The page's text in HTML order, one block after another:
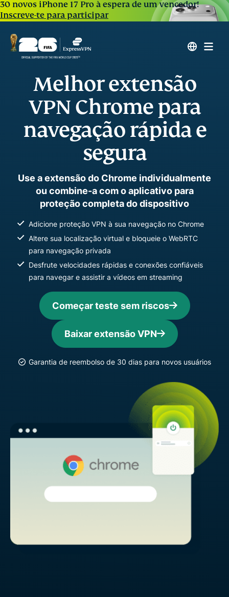
30 novos iPhone 17 Pro à espera de um vencedor!
Inscreve-te para participar
Melhor extensão
VPN Chrome para
navegação rápida e
segura
Use a extensão do Chrome individualmente
ou combine-a com o aplicativo para
proteção completa do dispositivo
Adicione proteção VPN à sua navegação no Chrome
Altere sua localização virtual e bloqueie o WebRTC
para navegação privada
Desfrute velocidades rápidas e conexões confiáveis ​​
para navegar e assistir a vídeos em streaming
Começar teste sem riscos
Baixar extensão VPN
Garantia de reembolso de 30 dias para novos usuários